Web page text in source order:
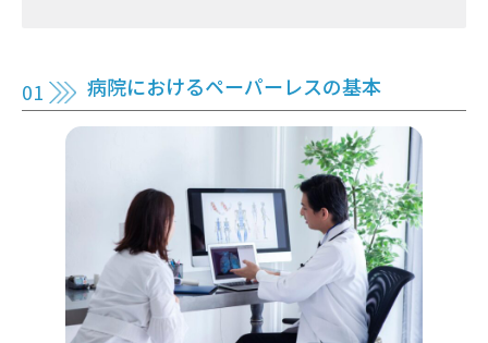
病院におけるペーパーレスの基本